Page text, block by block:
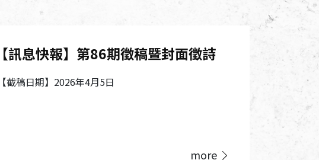
【訊息快報】第86期徵稿暨封面徵詩
【截稿日期】2026年4月5日
more